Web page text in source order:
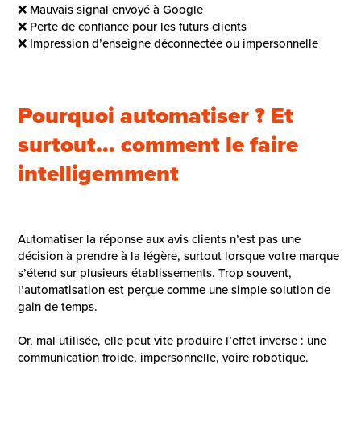
❌ Mauvais signal envoyé à Google
❌ Perte de confiance pour les futurs clients
❌ Impression d’enseigne déconnectée ou impersonnelle
Pourquoi automatiser ? Et
surtout… comment le faire
intelligemment
Automatiser la réponse aux avis clients n’est pas une
décision à prendre à la légère, surtout lorsque votre marque
s’étend sur plusieurs établissements. Trop souvent,
l’automatisation est perçue comme une simple solution de
gain de temps.
Or, mal utilisée, elle peut vite produire l’effet inverse : une
communication froide, impersonnelle, voire robotique.